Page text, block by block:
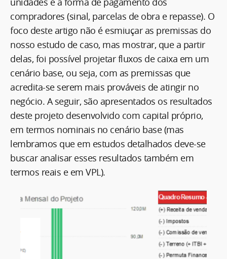
compradores (sinal, parcelas de obra e repasse). O
foco deste artigo não é esmiuçar as premissas do
nosso estudo de caso, mas mostrar, que a partir
delas, foi possível projetar fluxos de caixa em um
cenário base, ou seja, com as premissas que
acredita-se serem mais prováveis de atingir no
negócio. A seguir, são apresentados os resultados
deste projeto desenvolvido com capital próprio,
em termos nominais no cenário base (mas
lembramos que em estudos detalhados deve-se
buscar analisar esses resultados também em
termos reais e em VPL).